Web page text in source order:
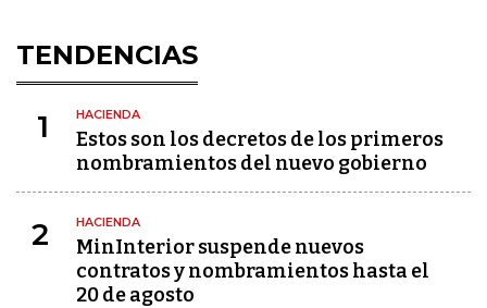
TENDENCIAS
1 HACIENDA
Estos son los decretos de los primeros
nombramientos del nuevo gobierno
2 HACIENDA
MinInterior suspende nuevos
contratos y nombramientos hasta el
20 de agosto